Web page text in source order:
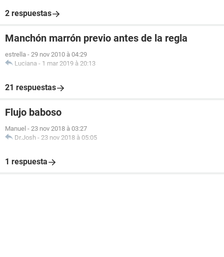
2 respuestas
Manchón marrón previo antes de la regla
estrella - 29 nov 2010 à 04:29
Luciana - 1 mar 2019 à 20:13
21 respuestas
Flujo baboso
Manuel - 23 nov 2018 à 03:27
Dr.Josh - 23 nov 2018 à 05:05
1 respuesta